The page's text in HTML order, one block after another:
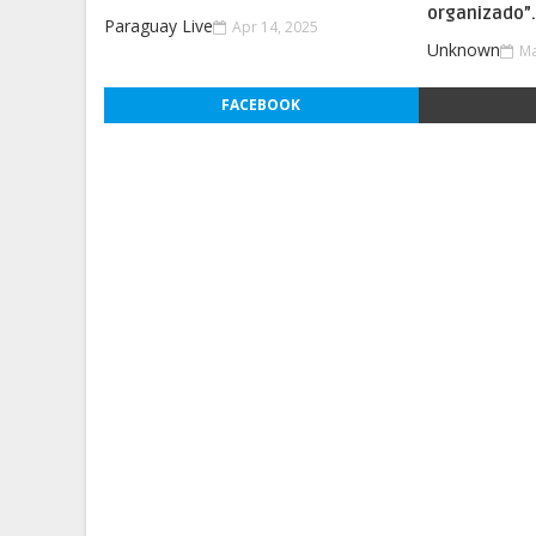
Paraguay Live Apr 14, 2025
organizado”.
Unknown
FACEBOOK